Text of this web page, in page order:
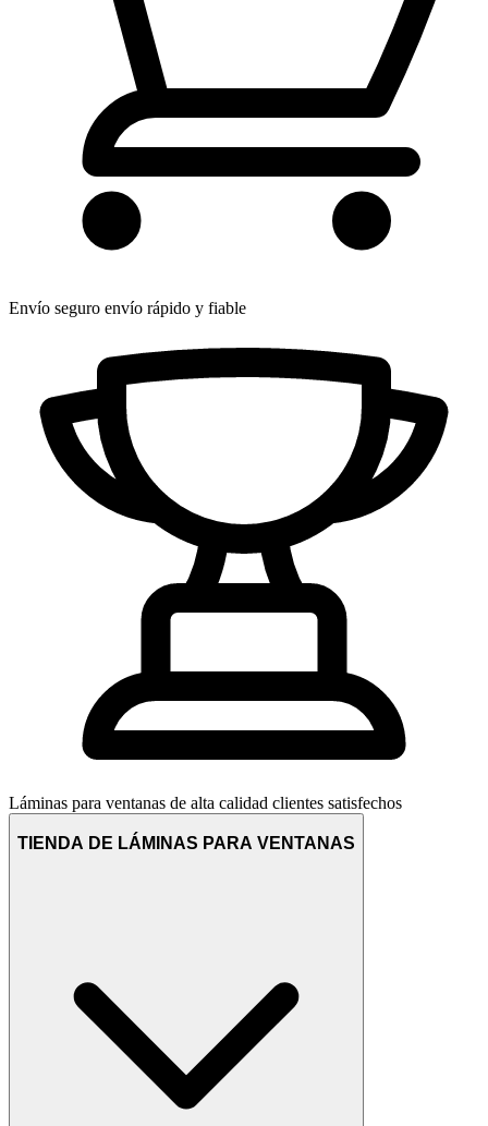
Envío seguro envío rápido y fiable
Láminas para ventanas de alta calidad clientes satisfechos
TIENDA DE LÁMINAS PARA VENTANAS